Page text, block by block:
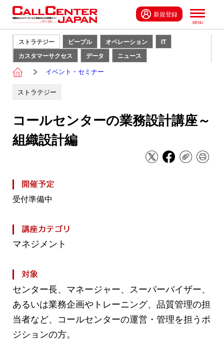
新規登録
ストラテジー ピープル オペレーション
IT
カスタマーサクセス
データ ニュース
イベント・セミナー
ストラテジー
コールセンターの業務設計講座～
組織設計編
受付準備中
マネジメント
センター長、マネージャー、スーパーバイザー、
あるいは業務企画やトレーニング、品質管理の担
当者など、コールセンターの運営・管理を担うポ
ジションの方。